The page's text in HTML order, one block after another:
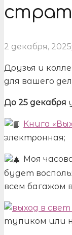
2 декабря, 2025
Друзья и
для вашего
До 25 декабря
Книга
электронная;
Моя
будет
всем багажом
тупиком или